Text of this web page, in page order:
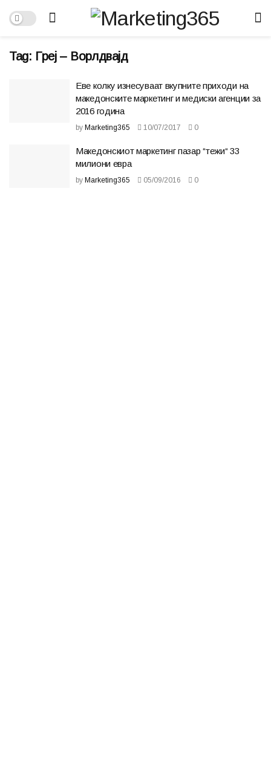
Tag: Греј – Ворлдвајд
Еве колку изнесуваат вкупните приходи на
македонските маркетинг и медиски агенции за
2016 година
by Marketing365 10/07/2017 0
Македонскиот маркетинг пазар “тежи“ 33
милиони евра
by Marketing365 05/09/2016 0